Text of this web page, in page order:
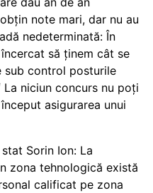
note mari, dar nu au
nedeterminată: În
să ținem cât se
sub control posturile
niciun concurs nu poți
asigurarea unui
Sorin Ion: La
zona tehnologică există
calificat pe zona